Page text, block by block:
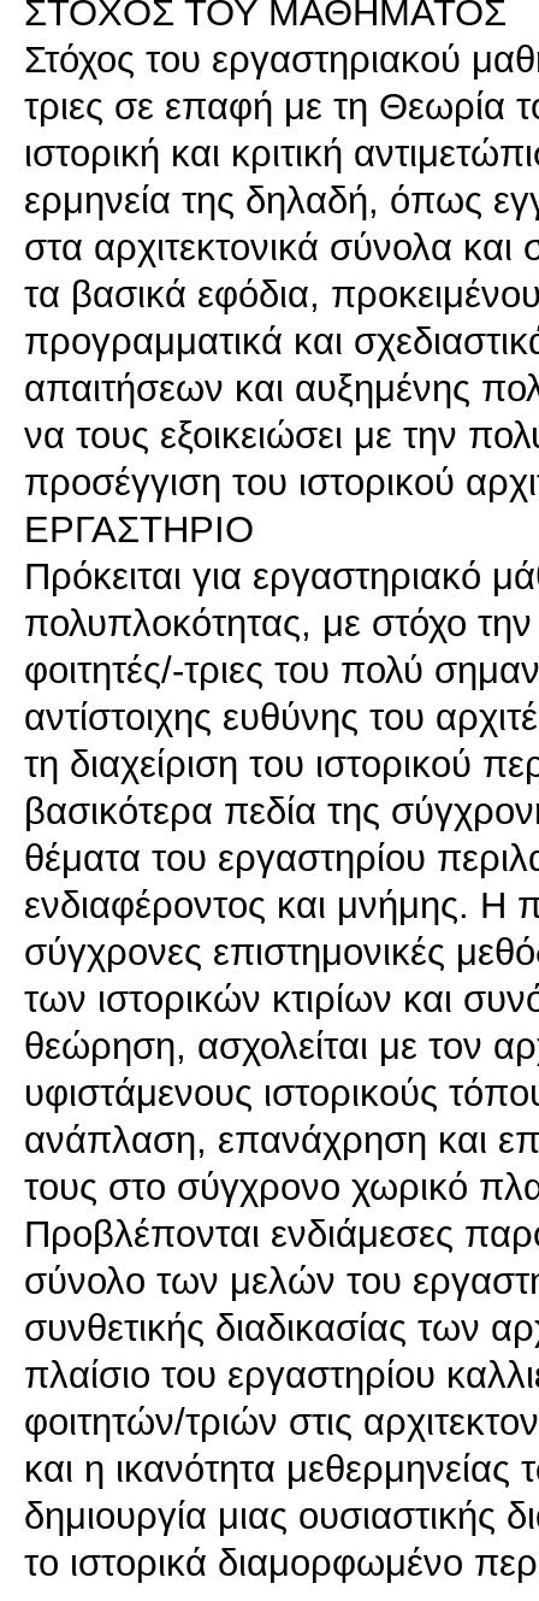
ΣΤΟΧΟΣ ΤΟΥ ΜΑΘΗΜΑΤΟΣ
Στόχος του εργαστηριακού
τριες σε επαφή με τη Θεωρία
ιστορική και κριτική
ερμηνεία της δηλαδή, όπως
στα αρχιτεκτονικά σύνολα
τα βασικά εφόδια,
προγραμματικά και
απαιτήσεων και αυξημένης
να τους εξοικειώσει με την
προσέγγιση του ιστορικού
ΕΡΓΑΣΤΗΡΙΟ
Πρόκειται για εργαστηριακό
πολυπλοκότητας, με στόχο
φοιτητές/-τριες του πολύ
αντίστοιχης ευθύνης του
τη διαχείριση του ιστορικού
βασικότερα πεδία της
θέματα του εργαστηρίου
ενδιαφέροντος και μνήμης. Η
σύγχρονες επιστημονικές
των ιστορικών κτιρίων και
θεώρηση, ασχολείται με τον
υφιστάμενους ιστορικούς
ανάπλαση, επανάχρηση και
τους στο σύγχρονο χωρικό
Προβλέπονται ενδιάμεσες
σύνολο των μελών του
συνθετικής διαδικασίας των
πλαίσιο του εργαστηρίου
φοιτητών/τριών στις
και η ικανότητα
δημιουργία μιας ουσιαστικής
το ιστορικά διαμορφωμένο